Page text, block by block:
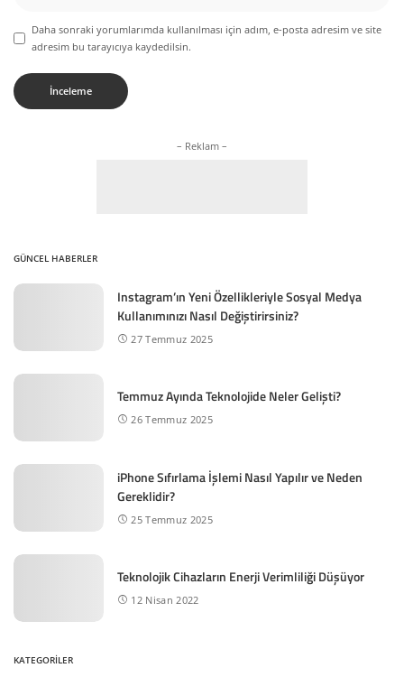
Daha sonraki yorumlarımda kullanılması için adım, e-posta adresim ve site
adresim bu tarayıcıya kaydedilsin.
– Reklam –
GÜNCEL HABERLER
Instagram’ın Yeni Özellikleriyle Sosyal Medya
Kullanımınızı Nasıl Değiştirirsiniz?
27 Temmuz 2025
Temmuz Ayında Teknolojide Neler Gelişti?
26 Temmuz 2025
iPhone Sıfırlama İşlemi Nasıl Yapılır ve Neden
Gereklidir?
25 Temmuz 2025
Teknolojik Cihazların Enerji Verimliliği Düşüyor
12 Nisan 2022
KATEGORİLER